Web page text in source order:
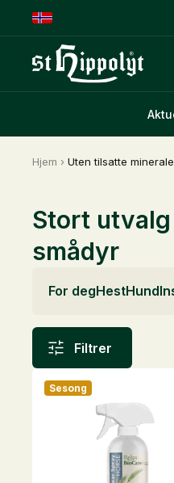
Hjem › Uten tilsatte
Stort
smådyr
For degHestHund
Filtrer
Sesong